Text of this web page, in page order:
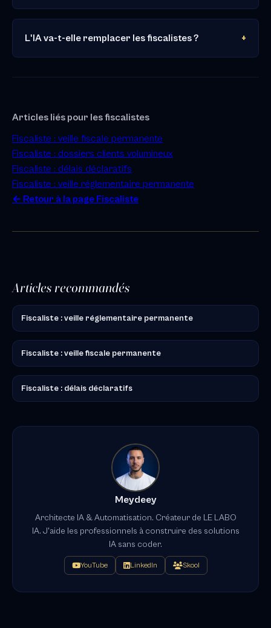
L'IA va-t-elle remplacer les fiscalistes ?
Articles liés pour les fiscalistes
Fiscaliste : veille fiscale permanente
Fiscaliste : dossiers clients volumineux
Fiscaliste : délais déclaratifs
Fiscaliste : veille réglementaire permanente
← Retour à la page Fiscaliste
Articles recommandés
Fiscaliste : veille réglementaire permanente
Fiscaliste : veille fiscale permanente
Fiscaliste : délais déclaratifs
Meydeey
Architecte IA & Automatisation. Créateur de LE LABO
IA. J'aide les professionnels à construire des solutions
IA sans coder.
YouTube LinkedIn Skool